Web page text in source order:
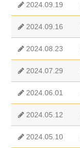
2024.09.19
2024.09.16
2024.08.23
2024.07.29
2024.06.01
2024.05.12
2024.05.10